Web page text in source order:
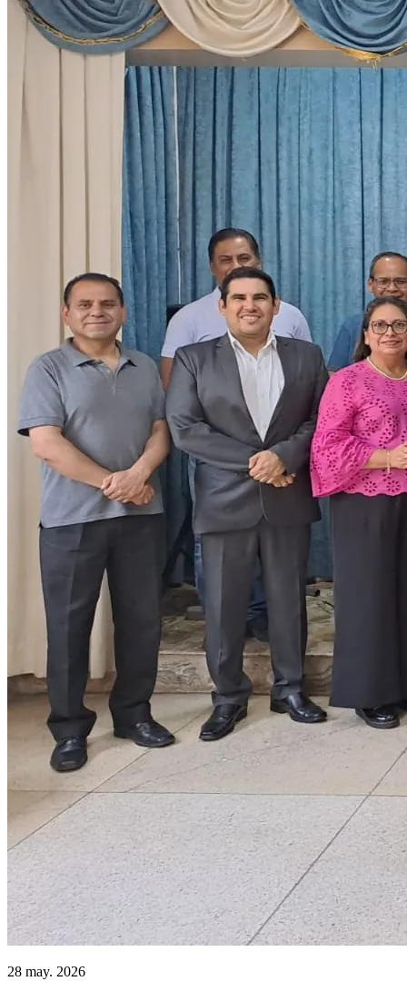
28 may. 2026